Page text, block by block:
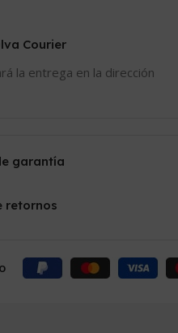
Courier
la entrega en la dirección
garantía
retornos